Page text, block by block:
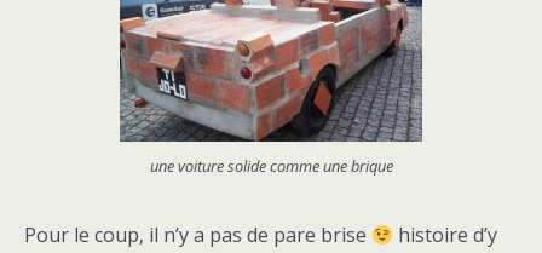
une voiture solide comme une brique
Pour le coup, il n’y a pas de pare brise histoire d’y